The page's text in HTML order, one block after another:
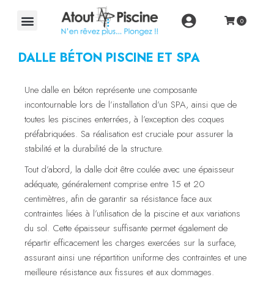
DALLE BÉTON PISCINE ET SPA
Une dalle en béton représente une composante
incontournable lors de l’installation d’un SPA, ainsi que de
toutes les piscines enterrées, à l’exception des coques
préfabriquées. Sa réalisation est cruciale pour assurer la
stabilité et la durabilité de la structure.
Tout d’abord, la dalle doit être coulée avec une épaisseur
adéquate, généralement comprise entre 15 et 20
centimètres, afin de garantir sa résistance face aux
contraintes liées à l’utilisation de la piscine et aux variations
du sol. Cette épaisseur suffisante permet également de
répartir efficacement les charges exercées sur la surface,
assurant ainsi une répartition uniforme des contraintes et une
meilleure résistance aux fissures et aux dommages.